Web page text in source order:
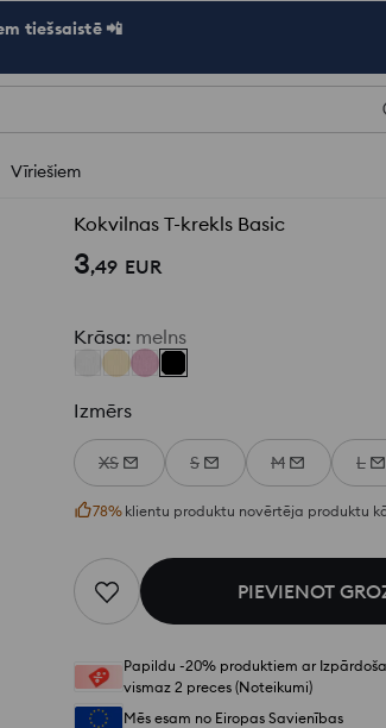
tiešsaistē 📲
Vīriešiem
Kokvilnas T-krekls Basic
3,49 EUR
Krāsa: melns
Izmērs
XS S M L
78% klientu produktu novērtēja produktu
PIEVIENOT
Papildu -20% produktiem ar
vismaz 2 preces (Noteikumi)
Mēs esam no Eiropas Savienības